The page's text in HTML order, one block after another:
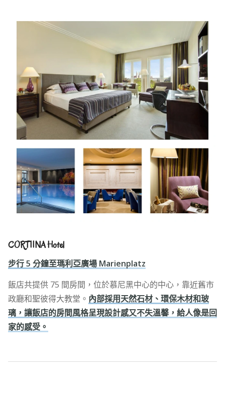
CORTIINA Hotel
步行 5 分鐘至瑪利亞廣場 Marienplatz
飯店共提供 75 間房間，位於慕尼黑中心的中心，靠近舊市
政廳和聖彼得大教堂。 內部採用天然石材、環保木材和玻
璃，讓飯店的房間風格呈現設計感又不失溫馨，給人像是回
家的感受。